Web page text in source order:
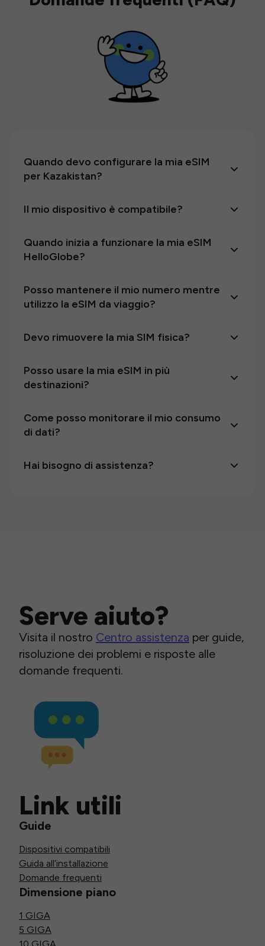
Quando devo configurare la mia eSIM
per Kazakistan?
Il mio dispositivo è compatibile?
Quando inizia a funzionare la mia eSIM
HelloGlobe?
Posso mantenere il mio numero mentre
utilizzo la eSIM da viaggio?
Devo rimuovere la mia SIM fisica?
Posso usare la mia eSIM in più
destinazioni?
Come posso monitorare il mio consumo
di dati?
Hai bisogno di assistenza?
Serve aiuto?
Visita il nostro Centro assistenza per guide,
risoluzione dei problemi e risposte alle
domande frequenti.
Link utili
Guide
Dispositivi compatibili
Guida all’installazione
Domande frequenti
Dimensione piano
1 GIGA
5 GIGA